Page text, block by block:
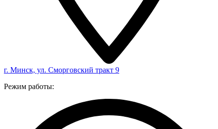
г. Минск, ул. Сморговский тракт 9
Режим работы: